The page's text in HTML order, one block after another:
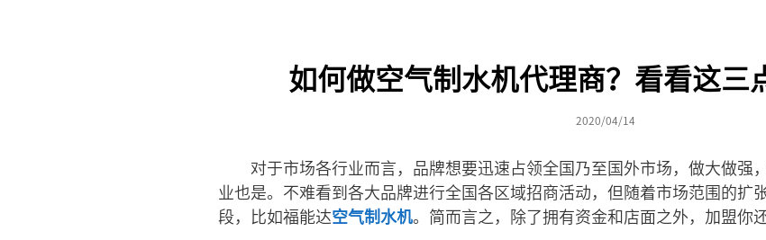
如何做空气制水机代理商？看看这三
2020/04/14
对于市场各行业而言，品牌想要迅速占领全国乃至国外市场，做大做强
业也是。不难看到各大品牌进行全国各区域招商活动，但随着市场范围的扩
段，比如福能达空气制水机。简而言之，除了拥有资金和店面之外，加盟你